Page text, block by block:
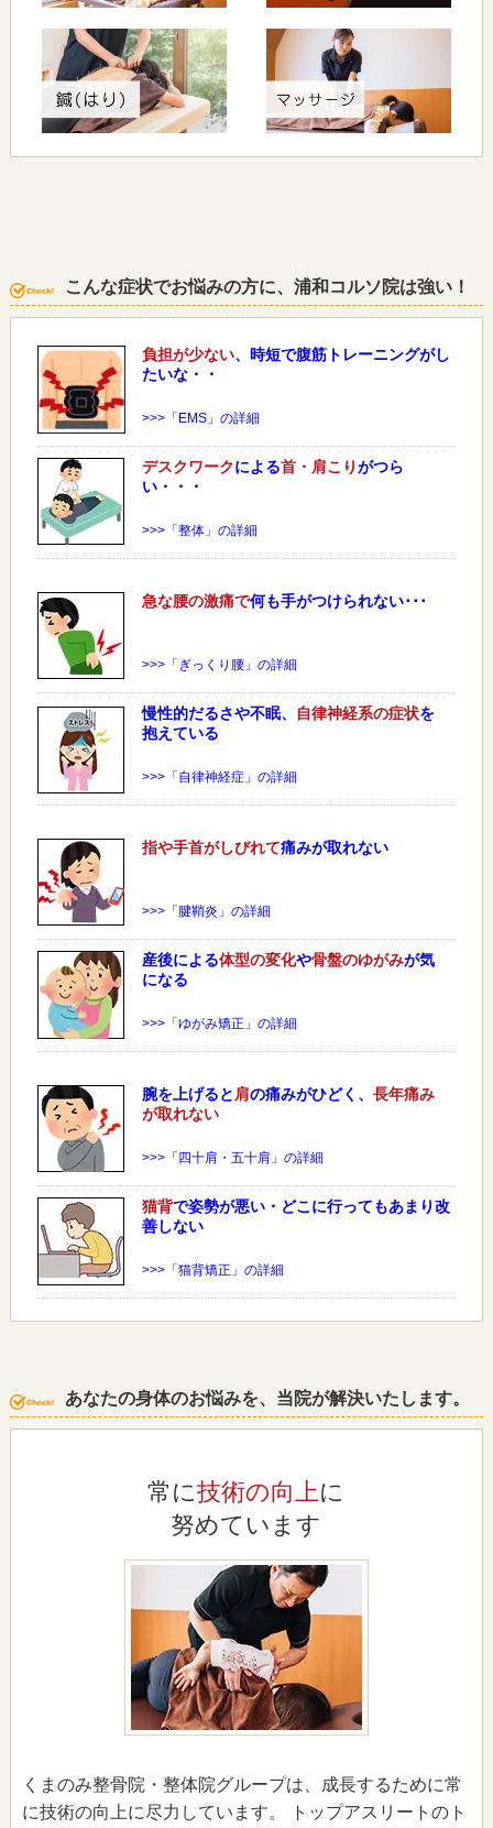
こんな症状でお悩みの方に、浦和コルソ院は強い！
負担が少ない、時短で腹筋トレーニングがし
たいな・・
>>>「EMS」の詳細
デスクワークによる首・肩こりがつら
い・・・
>>>「整体」の詳細
急な腰の激痛で何も手がつけられない･･･
>>>「ぎっくり腰」の詳細
慢性的だるさや不眠、 自律神経系の症状を
抱えている
>>>「自律神経症」の詳細
指や手首がしびれて痛みが取れない
>>>「腱鞘炎」の詳細
産後による体型の変化や骨盤のゆがみが気
になる
>>>「ゆがみ矯正」の詳細
腕を上げると 肩の痛みがひどく、 長年痛み
が取れない
>>>「四十肩・五十肩」の詳細
猫背で姿勢が悪い・どこに行ってもあまり改
善しない
>>>「猫背矯正」の詳細
あなたの身体のお悩みを、当院が解決いたします。
常に技術の向上に
努めています
くまのみ整骨院・整体院グループは、成長するために常
に技術の向上に尽力しています。 トップアスリートのト